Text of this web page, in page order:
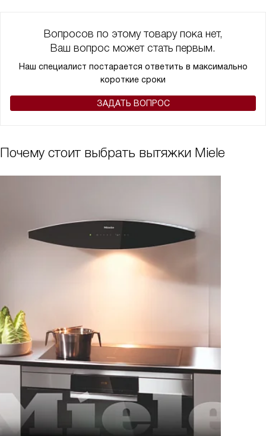
Вопросов по этому товару пока нет,
Ваш вопрос может стать первым.
Наш специалист постарается ответить в максимально
короткие сроки
ЗАДАТЬ ВОПРОС
Почему стоит выбрать вытяжки Miele